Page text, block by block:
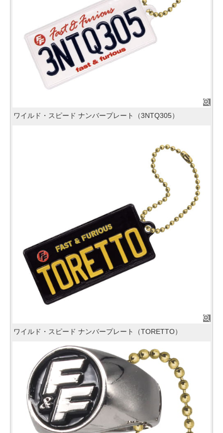
ワイルド・スピード ナンバープレート（3NTQ305）
ワイルド・スピード ナンバープレート（TORETTO）